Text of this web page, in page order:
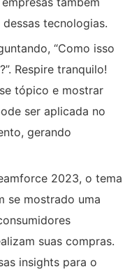
tecnologias.
“Como isso
Respire tranquilo!
tópico e mostrar
ser aplicada no
gerando
2023, o tema
se mostrado uma
suas compras.
insights para o